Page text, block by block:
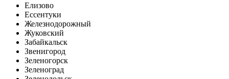
Елизово
Ессентуки
Железнодорожный
Жуковский
Забайкальск
Звенигород
Зеленогорск
Зеленоград